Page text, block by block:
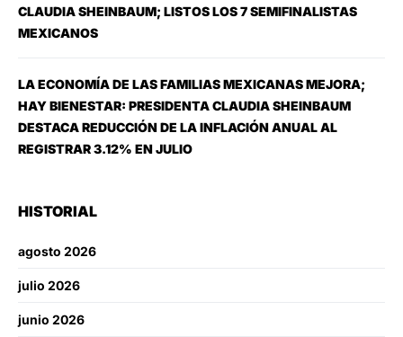
CLAUDIA SHEINBAUM; LISTOS LOS 7 SEMIFINALISTAS
MEXICANOS
LA ECONOMÍA DE LAS FAMILIAS MEXICANAS MEJORA;
HAY BIENESTAR: PRESIDENTA CLAUDIA SHEINBAUM
DESTACA REDUCCIÓN DE LA INFLACIÓN ANUAL AL
REGISTRAR 3.12% EN JULIO
HISTORIAL
agosto 2026
julio 2026
junio 2026